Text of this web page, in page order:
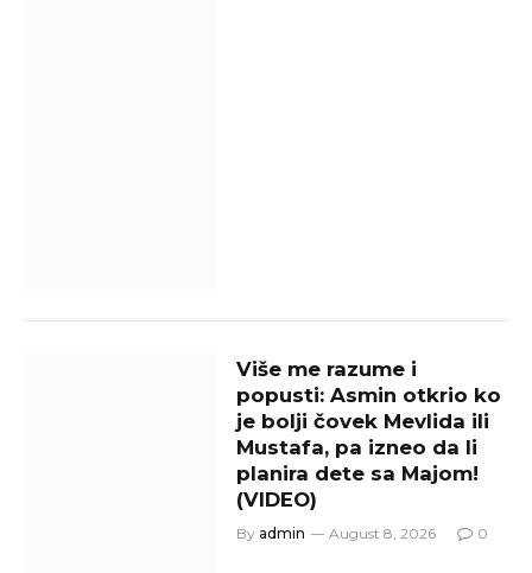
Više me razume i
popusti: Asmin otkrio ko
je bolji čovek Mevlida ili
Mustafa, pa izneo da li
planira dete sa Majom!
(VIDEO)
By admin August 8, 2026 0